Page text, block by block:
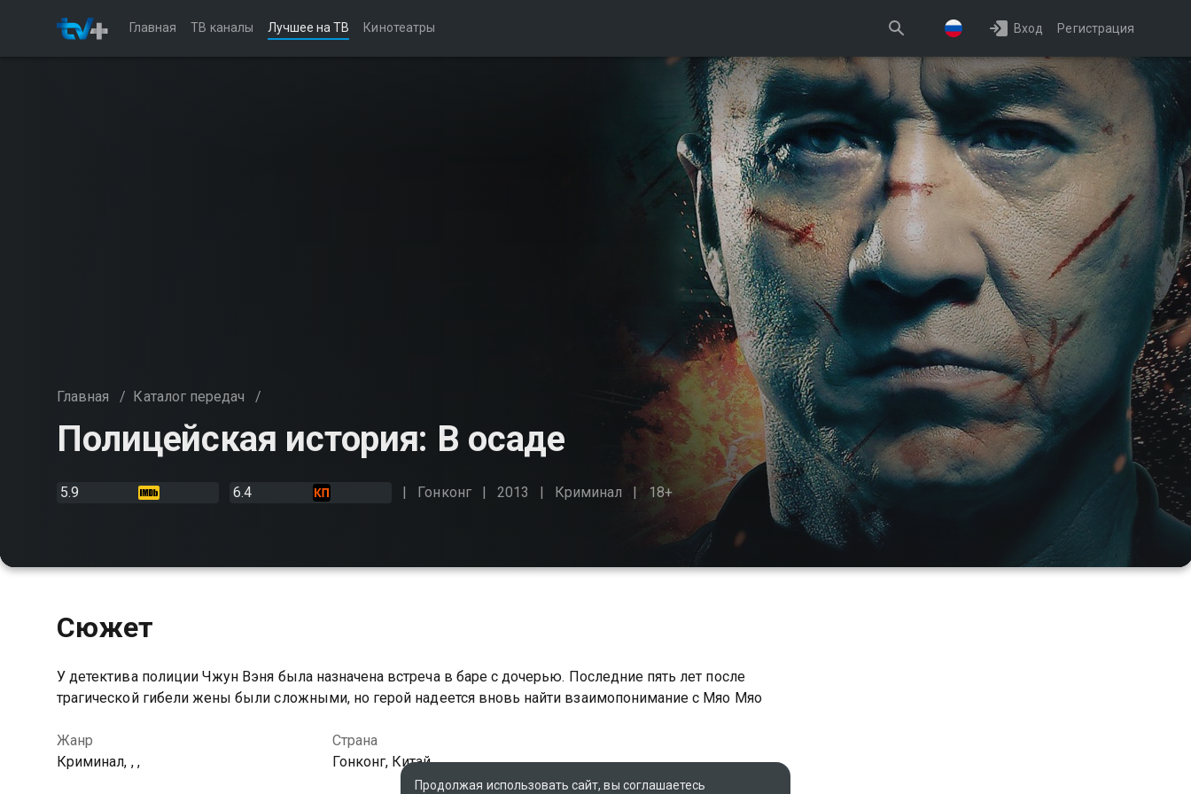
Главная ТВ каналы Лучшее на ТВ Кинотеатры Вход Регистрация
Главная / Каталог передач /
Полицейская история: В осаде
5.9 6.4 Гонконг 2013 Криминал 18+
Сюжет
У детектива полиции Чжун Вэня была назначена встреча в баре с дочерью. Последние пять лет после
трагической гибели жены были сложными, но герой надеется вновь найти взаимопонимание с Мяо Мяо
Жанр
Криминал, , ,
Страна
Гонконг, Китай
Продолжая использовать сайт, вы соглашаетесь